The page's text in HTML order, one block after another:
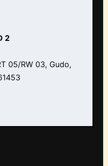
2
05/RW 03, Gudo,